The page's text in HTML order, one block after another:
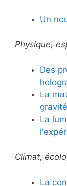
Un
Physique,
Des
La
La
Climat,
La